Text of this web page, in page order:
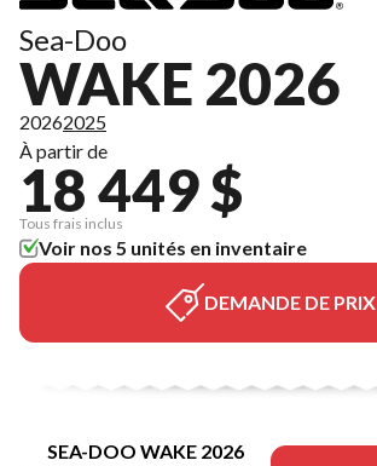
Sea-Doo
WAKE 2026
20262025
À partir de
18 449 $
Tous frais inclus
Voir nos 5 unités en inventaire
DEMANDE DE PRIX
SEA-DOO WAKE 2026